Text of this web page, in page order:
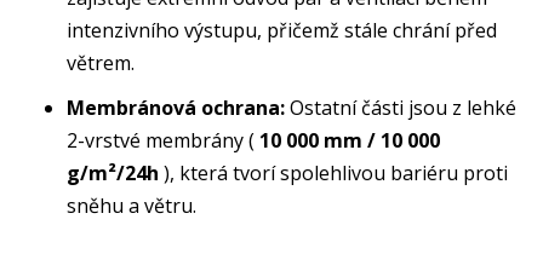
intenzivního výstupu, přičemž stále chrání před
větrem.
Membránová ochrana:Ostatní části jsou z lehké
2-vrstvé membrány ( 10 000 mm / 10 000
g/m²/24h ), která tvorí spolehlivou bariéru proti
sněhu a větru.